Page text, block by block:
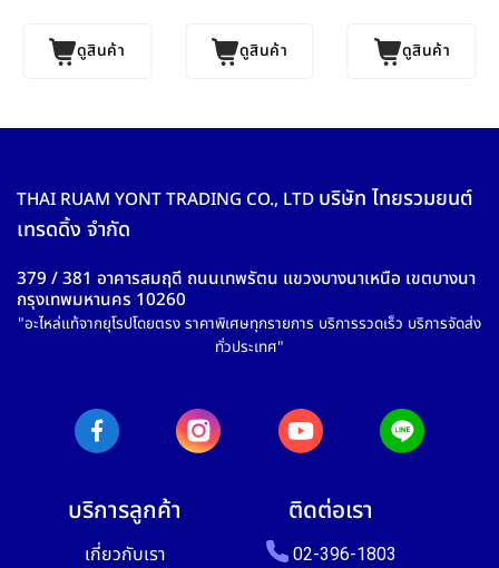
ดูสินค้า ดูสินค้า ดูสินค้า
THAI RUAM YONT TRADING CO., LTD บริษัท ไทยรวมยนต์
เทรดดิ้ง จำกัด
379 / 381 อาคารสมฤดี ถนนเทพรัตน แขวงบางนาเหนือ เขตบางนา
กรุงเทพมหานคร 10260
"อะไหล่แท้จากยุโรปโดยตรง ราคาพิเศษทุกรายการ บริการรวดเร็ว บริการจัดส่ง
ทั่วประเทศ"
บริการลูกค้า
เกี่ยวกับเรา
ติดต่อเรา
02-396-1803